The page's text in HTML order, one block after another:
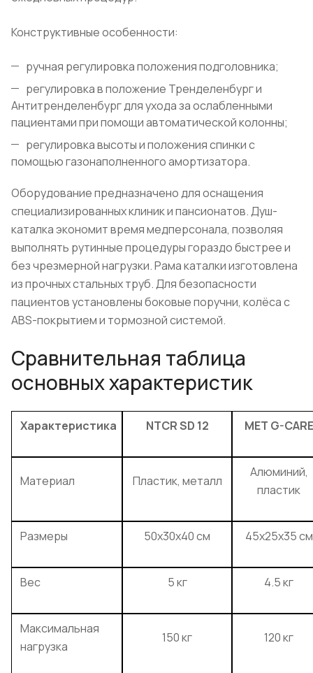
Конструктивные особенности:
ручная регулировка положения подголовника;
регулировка в положение Тренделенбург и
Антитренделенбург для ухода за ослабленными
пациентами при помощи автоматической колонны;
регулировка высоты и положения спинки с
помощью газонаполненного амортизатора.
Оборудование предназначено для оснащения
специализированных клиник и пансионатов. Душ-
каталка экономит время медперсонала, позволяя
выполнять рутинные процедуры гораздо быстрее и
без чрезмерной нагрузки. Рама каталки изготовлена
из прочных стальных труб. Для безопасности
пациентов установлены боковые поручни, колёса с
ABS-покрытием и тормозной системой.
Сравнительная таблица
основных характеристик
Характеристика NTCR SD 12 MET G-CARE
Материал Пластик, металл
Алюминий,
пластик
Размеры 50x30x40 см 45x25x35 см
Вес 5 кг 4.5 кг
Максимальная
нагрузка
150 кг 120 кг